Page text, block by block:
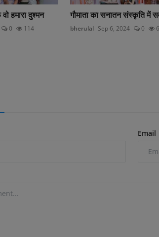
हमारा दुश्मन
0 114
गौमाता का सनातन संस्कृति में
bherulal Sep 6, 2024 0
Email